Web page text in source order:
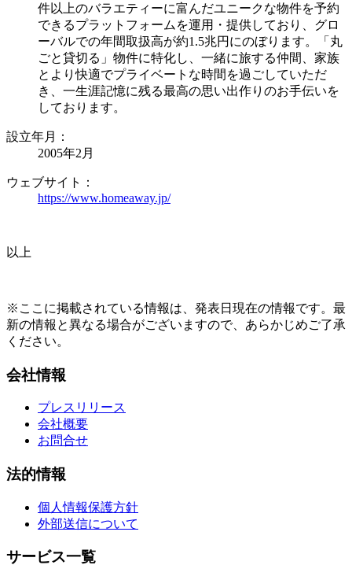
件以上のバラエティーに富んだユニークな物件を予約
できるプラットフォームを運用・提供しており、グロ
ーバルでの年間取扱高が約1.5兆円にのぼります。「丸
ごと貸切る」物件に特化し、一緒に旅する仲間、家族
とより快適でプライベートな時間を過ごしていただ
き、一生涯記憶に残る最高の思い出作りのお手伝いを
しております。
設立年月：
2005年2月
ウェブサイト：
https://www.homeaway.jp/
以上
※ここに掲載されている情報は、発表日現在の情報です。最
新の情報と異なる場合がございますので、あらかじめご了承
ください。
会社情報
プレスリリース
会社概要
お問合せ
法的情報
個人情報保護方針
外部送信について
サービス一覧